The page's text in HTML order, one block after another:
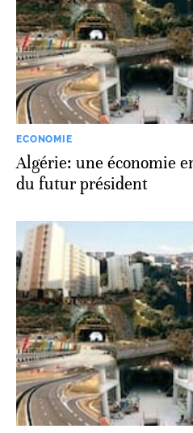
ECONOMIE
Algérie: une économie
du futur président